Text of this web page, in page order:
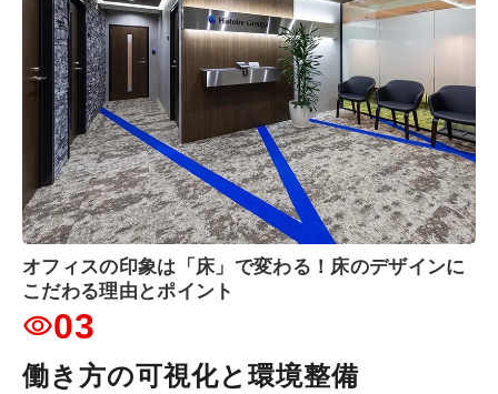
オフィスの印象は「床」で変わる！床のデザインに
こだわる理由とポイント
03
働き方の可視化と環境整備